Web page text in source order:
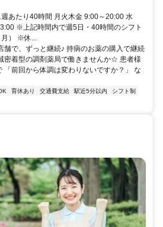
あたり40時間 月火木金 9:00～20:00 水
※上記時間内で週5日・40時間のシフト
） ※休...
で、ずっと継続♪ 持病のお薬の購入で継続
密着型の調剤薬局で働きませんか☆ 患者様
「前回から体調は変わりないですか？」 な
育休あり 交通費支給 駅近5分以内
シフト制